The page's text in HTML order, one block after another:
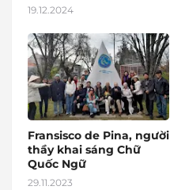
19.12.2024
Fransisco de Pina, người
thầy khai sáng Chữ
Quốc Ngữ
29.11.2023